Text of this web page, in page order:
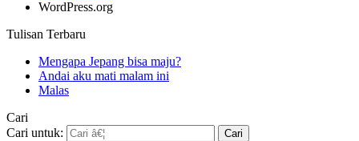
WordPress.org
Tulisan Terbaru
Mengapa Jepang bisa maju?
Andai aku mati malam ini
Malas
Cari
Cari untuk: